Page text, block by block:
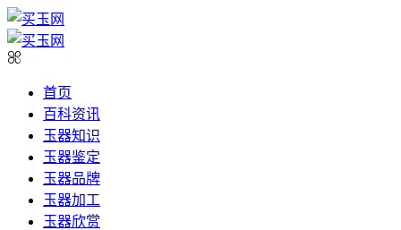
首页
百科资讯
玉器知识
玉器鉴定
玉器品牌
玉器加工
玉器欣赏